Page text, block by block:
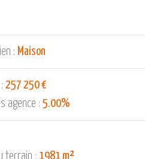
: Maison
257 250 €
agence : 5.00%
terrain : 1981 m²